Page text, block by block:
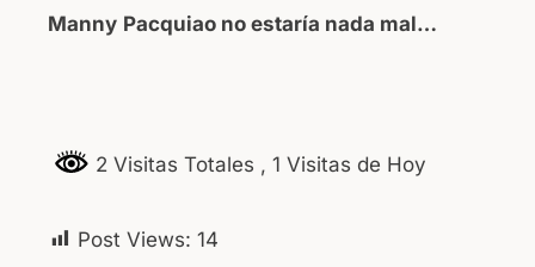
Manny Pacquiao no estaría nada mal…
2 Visitas Totales , 1 Visitas de Hoy
Post Views: 14